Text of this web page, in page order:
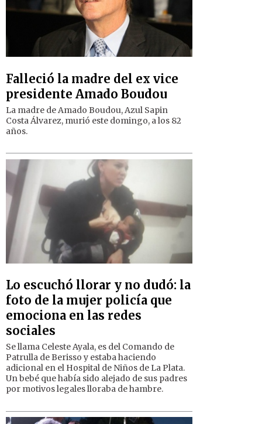
Falleció la madre del ex vice
presidente Amado Boudou
La madre de Amado Boudou, Azul Sapin
Costa Álvarez, murió este domingo, a los 82
años.
Lo escuchó llorar y no dudó: la
foto de la mujer policía que
emociona en las redes
sociales
Se llama Celeste Ayala, es del Comando de
Patrulla de Berisso y estaba haciendo
adicional en el Hospital de Niños de La Plata.
Un bebé que había sido alejado de sus padres
por motivos legales lloraba de hambre.